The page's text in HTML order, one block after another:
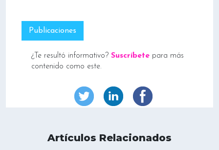
Publicaciones
¿Te resultó informativo? Suscríbete para más
contenido como este.
Artículos Relacionados